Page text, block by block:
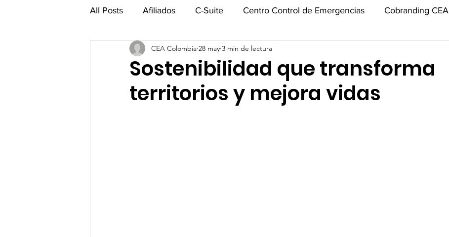
All Posts Afiliados C-Suite Centro Control de Emergencias Cobranding CEA
Comité de Seguridad CEA-OSAC Community Meets
Hands for Change Networking CEA Power Talks Reconocimientos
Sostenibilidad que transforma
territorios y mejora vidas
CEA Colombia 28 may 3 min de lectura